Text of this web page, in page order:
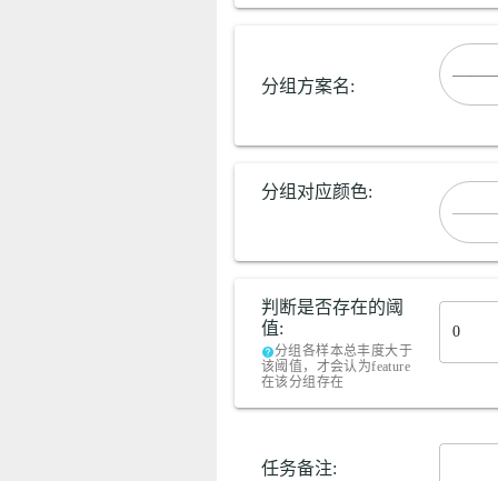
分组方案名:
分组对应颜色:
判断是否存在的阈
值:
help分组各样本总丰度大于
该阈值，才会认为feature
在该分组存在
任务备注: